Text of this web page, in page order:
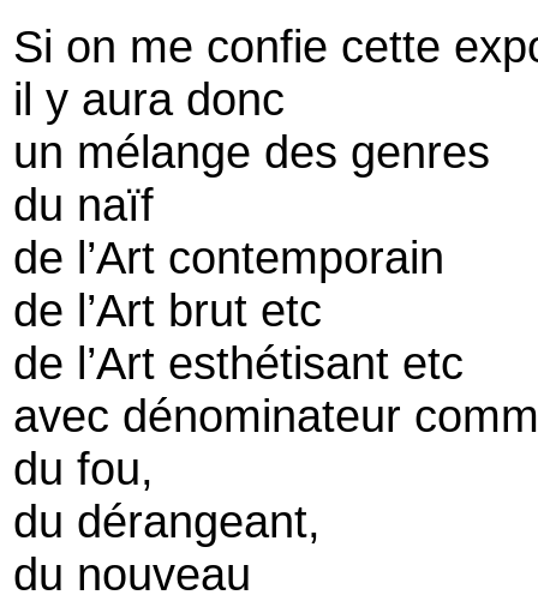
Si on me confie cette
il y aura donc
un mélange des genres
du naïf
de l’Art contemporain
de l’Art brut etc
de l’Art esthétisant etc
avec dénominateur
du fou,
du dérangeant,
du nouveau